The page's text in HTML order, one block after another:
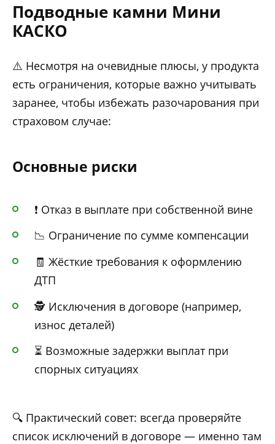
Подводные камни Мини
КАСКО
⚠️ Несмотря на очевидные плюсы, у продукта
есть ограничения, которые важно учитывать
заранее, чтобы избежать разочарования при
страховом случае:
Основные риски
❗ Отказ в выплате при собственной вине
📉 Ограничение по сумме компенсации
🧾 Жёсткие требования к оформлению
ДТП
🕵️ Исключения в договоре (например,
износ деталей)
⏳ Возможные задержки выплат при
спорных ситуациях
🔍 Практический совет: всегда проверяйте
список исключений в договоре — именно там